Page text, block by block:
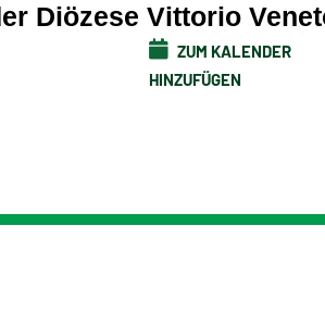
Diözese Vittorio
ZUM KALENDER
HINZUFÜGEN